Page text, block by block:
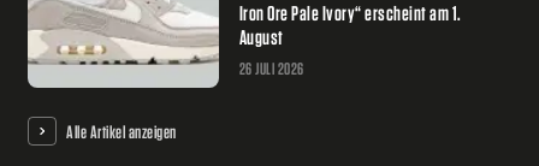
Iron Ore Pale Ivory“ erscheint am 1.
August
26 JULI 2026
Alle Artikel anzeigen